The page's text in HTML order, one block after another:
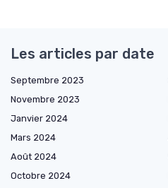
Les articles par date
Septembre 2023
Novembre 2023
Janvier 2024
Mars 2024
Août 2024
Octobre 2024